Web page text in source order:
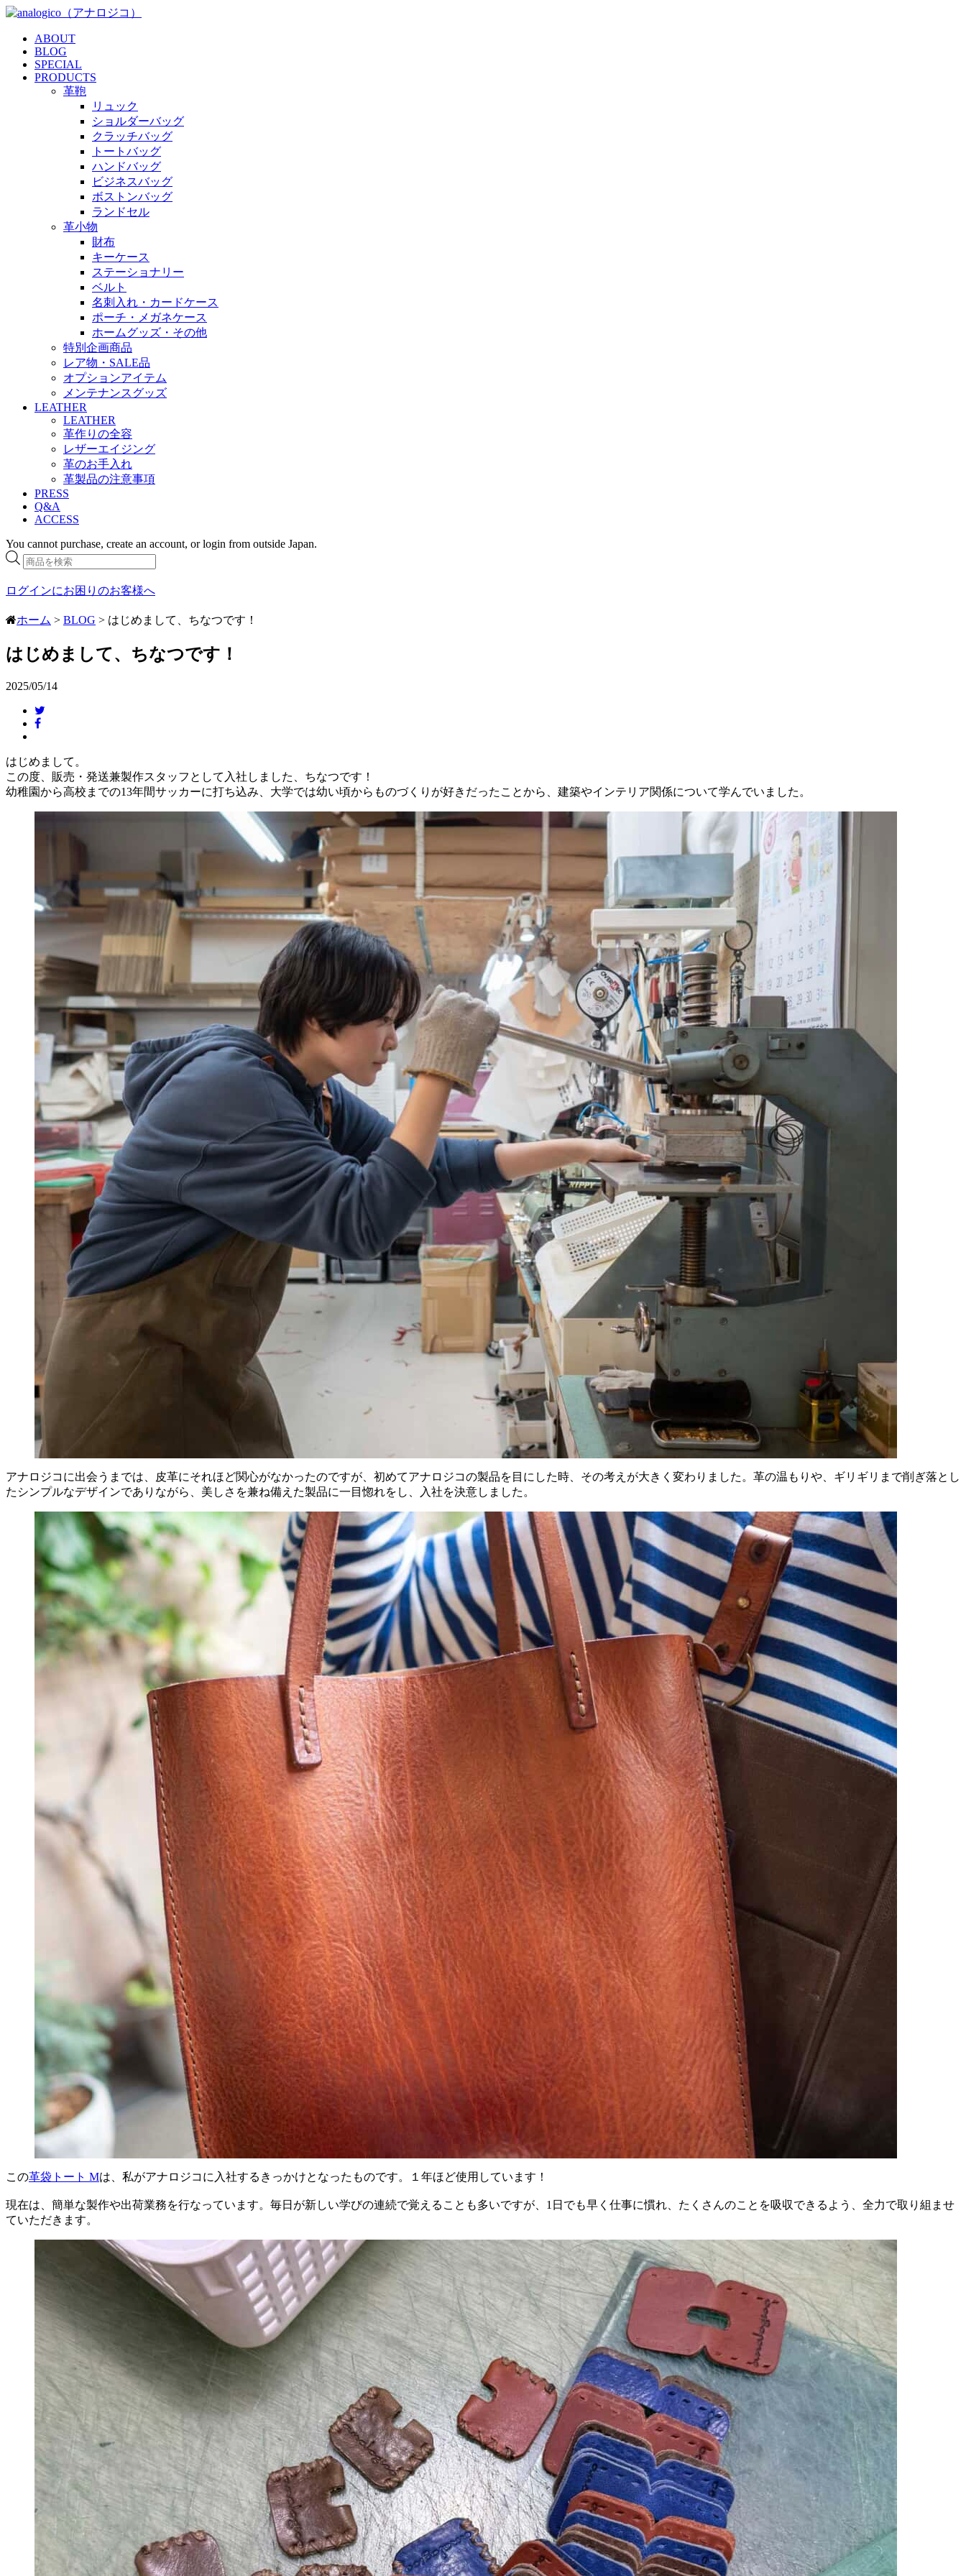
ABOUT
BLOG
SPECIAL
PRODUCTS
革鞄
リュック
ショルダーバッグ
クラッチバッグ
トートバッグ
ハンドバッグ
ビジネスバッグ
ボストンバッグ
ランドセル
革小物
財布
キーケース
ステーショナリー
ベルト
名刺入れ・カードケース
ポーチ・メガネケース
ホームグッズ・その他
特別企画商品
レア物・SALE品
オプションアイテム
メンテナンスグッズ
LEATHER
LEATHER
革作りの全容
レザーエイジング
革のお手入れ
革製品の注意事項
PRESS
Q&A
ACCESS
You cannot purchase, create an account, or login from outside Japan.
商
品
検
ログインにお困りのお客様へ
ホーム > BLOG > はじめまして、ちなつです！
はじめまして、ちなつです！
2025/05/14
はじめまして。
この度、販売・発送兼製作スタッフとして入社しました、ちなつです！
幼稚園から高校までの13年間サッカーに打ち込み、大学では幼い頃からものづくりが好きだったことから、建築やインテリア関係について学んでいました。
アナロジコに出会うまでは、皮革にそれほど関心がなかったのですが、初めてアナロジコの製品を目にした時、その考えが大きく変わりました。革の温もりや、ギリギリまで削ぎ落とし
たシンプルなデザインでありながら、美しさを兼ね備えた製品に一目惚れをし、入社を決意しました。
この革袋トート Mは、私がアナロジコに入社するきっかけとなったものです。１年ほど使用しています！
現在は、簡単な製作や出荷業務を行なっています。毎日が新しい学びの連続で覚えることも多いですが、1日でも早く仕事に慣れ、たくさんのことを吸収できるよう、全力で取り組ませ
ていただきます。